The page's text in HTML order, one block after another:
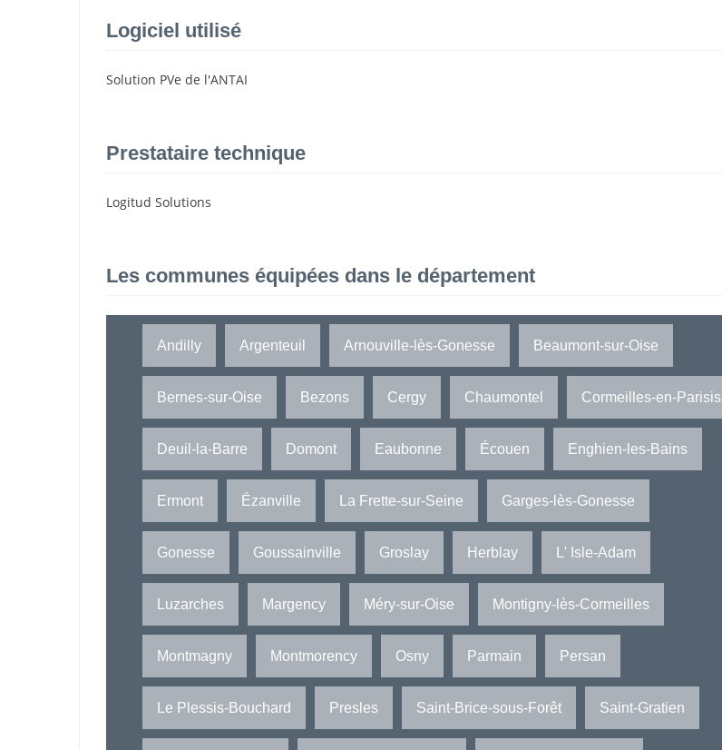
Logiciel utilisé
Solution PVe de l'ANTAI
Prestataire technique
Logitud Solutions
Les communes équipées dans le département
Andilly Argenteuil Arnouville-lès-Gonesse Beaumont-sur-Oise
Bernes-sur-Oise Bezons Cergy Chaumontel Cormeilles-en-Parisis
Deuil-la-Barre Domont Eaubonne Écouen Enghien-les-Bains
Ermont Ézanville La Frette-sur-Seine Garges-lès-Gonesse
Gonesse Goussainville Groslay Herblay L' Isle-Adam
Luzarches Margency Méry-sur-Oise Montigny-lès-Cormeilles
Montmagny Montmorency Osny Parmain Persan
Le Plessis-Bouchard Presles Saint-Brice-sous-Forêt Saint-Gratien